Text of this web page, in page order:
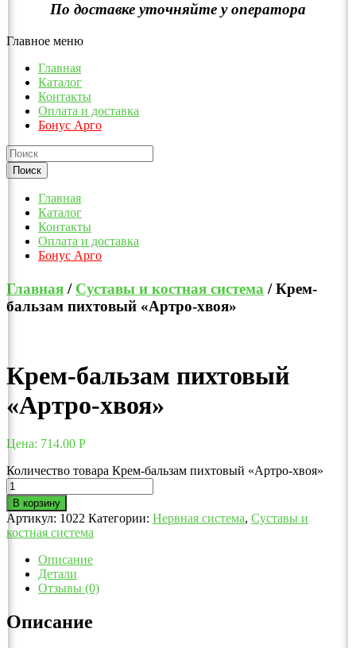
По доставке уточняйте у оператора
Главное меню
Главная
Каталог
Контакты
Оплата и доставка
Бонус Арго
Главная
Каталог
Контакты
Оплата и доставка
Бонус Арго
Главная / Суставы и костная система / Крем-
бальзам пихтовый «Артро-хвоя»
Крем-бальзам пихтовый
«Артро-хвоя»
Цена: 714.00 Р
Количество товара Крем-бальзам пихтовый «Артро-хвоя»
В корзину
Артикул: 1022 Категории: Нервная система, Суставы и
костная система
Описание
Детали
Отзывы (0)
Описание